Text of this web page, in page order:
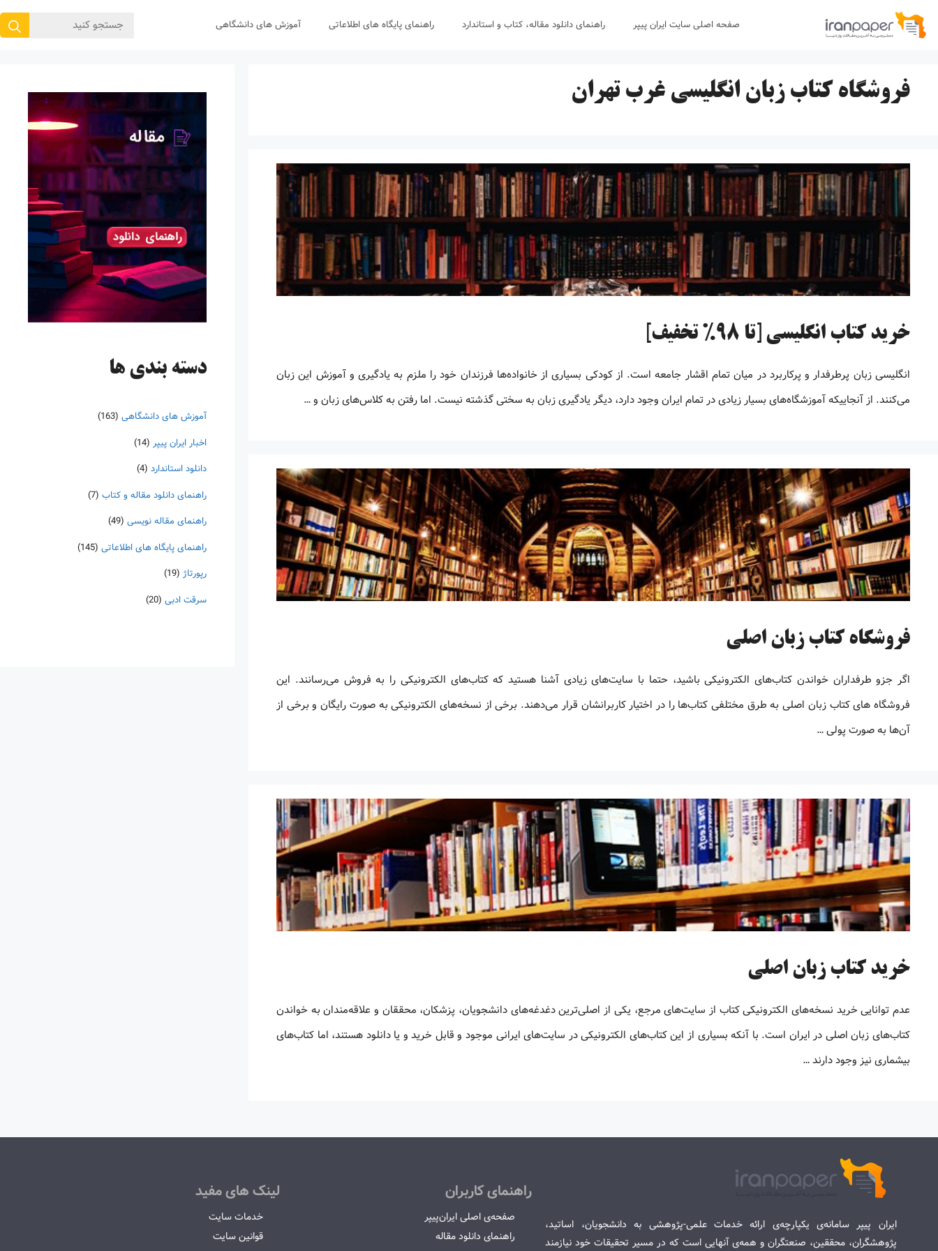
پرش
صفحه اصلی سایت ایران پیپر راهنمای دانلود مقاله، کتاب و استاندارد راهنمای پایگاه های اطلاعاتی آموزش های دانشگاهی
جستجوی
فروشگاه کتاب زبان انگلیسی غرب تهران
خرید کتاب انگلیسی [تا 98% تخفیف]
انگلیسی زبان پرطرفدار و پرکاربرد در میان تمام اقشار جامعه است. از کودکی بسیاری از خانواده‌ها فرزندان خود را ملزم به یادگیری و آموزش این زبان
می‌کنند. از آنجاییکه آموزشگاه‌های بسیار زیادی در تمام ایران وجود دارد، دیگر یادگیری زبان به سختی گذشته نیست. اما رفتن به کلاس‌های زبان و …
فروشگاه کتاب زبان اصلی
اگر جزو طرفداران خواندن کتاب‌های الکترونیکی باشید، حتما با سایت‌های زیادی آشنا هستید که کتاب‌های الکترونیکی را به فروش می‌رسانند. این
فروشگاه های کتاب زبان اصلی به طرق مختلفی کتاب‌ها را در اختیار کاربرانشان قرار می‌دهند. برخی از نسخه‌های الکترونیکی به صورت رایگان و برخی از
آن‌ها به صورت پولی …
خرید کتاب زبان اصلی
عدم توانایی خرید نسخه‌های الکترونیکی کتاب‌ از سایت‌های مرجع، یکی از اصلی‌ترین دغدغه‌های دانشجویان، پزشکان، محققان و علاقه‌مندان به خواندن
کتاب‌های زبان اصلی در ایران است. با آنکه بسیاری از این کتاب‌های الکترونیکی در سایت‌های ایرانی موجود و قابل خرید و یا دانلود هستند، اما کتاب‌های
بیشماری نیز وجود دارند …
دسته‌ بندی ها
آموزش های دانشگاهی (163)
اخبار ایران پیپر (14)
دانلود استاندارد (4)
راهنمای دانلود مقاله و کتاب (7)
راهنمای مقاله نویسی (49)
راهنمای پایگاه های اطلاعاتی (145)
رپورتاژ (19)
سرقت ادبی (20)
ایران پیپر سامانه‌ی یکپارچه‌ی ارائه خدمات علمی-پژوهشی به دانشجویان، اساتید،
پژوهشگران، محققین، صنعتگران و همه‌ی آنهایی است که در مسیر تحقیقات خود نیازمند
راهنمای کاربران
صفحه‌ی اصلی ایران‌پیپر
راهنمای دانلود مقاله
لینک های مفید
خدمات سایت
قوانین سایت